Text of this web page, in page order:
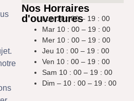
Nos Horraires
d'ouvertures
Lun 10 : 00 – 19 : 00
Mar 10 : 00 – 19 : 00
Mer 10 : 00 – 19 : 00
Jeu 10 : 00 – 19 : 00
Ven 10 : 00 – 19 : 00
Sam 10 : 00 – 19 : 00
Dim – 10 : 00 – 19 : 00